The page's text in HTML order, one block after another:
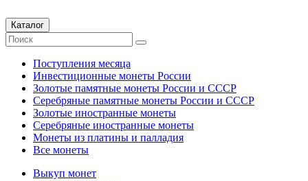
Каталог
Поступления месяца
Инвестиционные монеты России
Золотые памятные монеты России и СССР
Серебряные памятные монеты России и СССР
Золотые иностранные монеты
Серебряные иностранные монеты
Монеты из платины и палладия
Все монеты
Выкуп монет